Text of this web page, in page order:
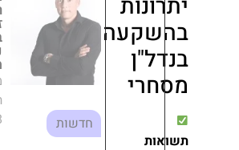
מחזקים את
הצפון: רובי
קפיטל ושלמה
ביטוח יעמידו
מימון של 91.5
לפרויקט בקריית
שמונה
מערכת זירת